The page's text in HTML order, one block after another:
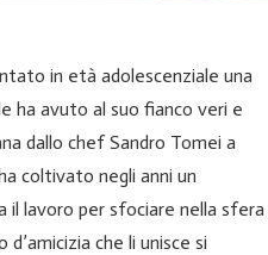
in età adolescenziale una
ha avuto al suo fianco veri e
dallo chef Sandro Tomei a
coltivato negli anni un
lavoro per sfociare nella sfera
che li unisce si